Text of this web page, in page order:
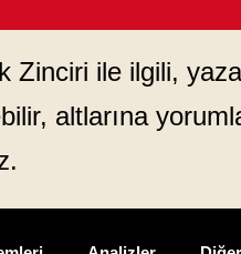
Zinciri ile ilgili,
altlarına